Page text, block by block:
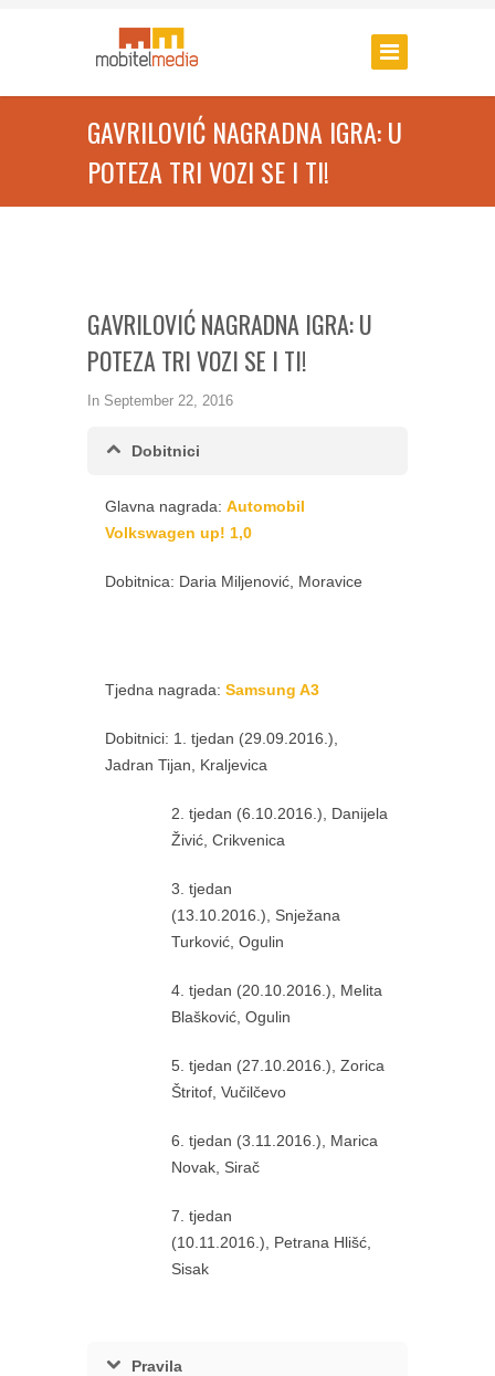
GAVRILOVIĆ NAGRADNA IGRA: U
POTEZA TRI VOZI SE I TI!
GAVRILOVIĆ NAGRADNA IGRA: U
POTEZA TRI VOZI SE I TI!
In September 22, 2016
Dobitnici
Glavna nagrada: Automobil
Volkswagen up! 1,0
Dobitnica: Daria Miljenović, Moravice
Tjedna nagrada: Samsung A3
Dobitnici: 1. tjedan (29.09.2016.),
Jadran Tijan, Kraljevica
2. tjedan (6.10.2016.), Danijela
Živić, Crikvenica
3. tjedan
(13.10.2016.), Snježana
Turković, Ogulin
4. tjedan (20.10.2016.), Melita
Blašković, Ogulin
5. tjedan (27.10.2016.), Zorica
Štritof, Vučilčevo
6. tjedan (3.11.2016.), Marica
Novak, Sirač
7. tjedan
(10.11.2016.), Petrana Hlišć,
Sisak
Pravila